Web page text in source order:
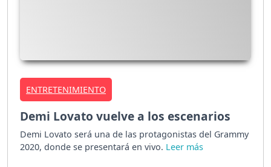
ENTRETENIMIENTO
Demi Lovato vuelve a los escenarios
Demi Lovato será una de las protagonistas del Grammy
2020, donde se presentará en vivo.